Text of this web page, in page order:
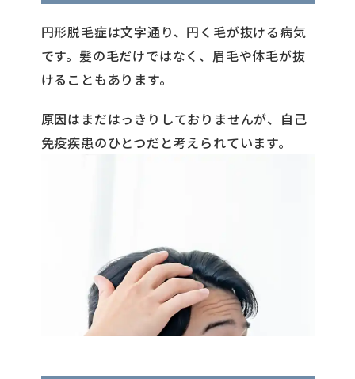
円形脱毛症は文字通り、円く毛が抜ける病気
です。髪の毛だけではなく、眉毛や体毛が抜
けることもあります。
原因はまだはっきりしておりませんが、自己
免疫疾患のひとつだと考えられています。